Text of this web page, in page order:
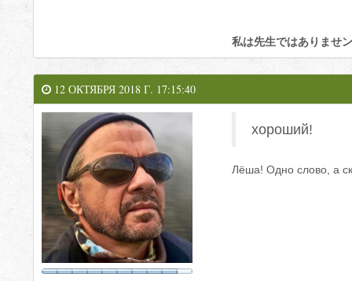
私は先生ではありませン
12 ОКТЯБРЯ 2018 Г. 17:15:40
хороший!
Лёша! Одно слово, а